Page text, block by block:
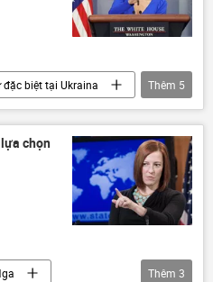
biệt tại Ukraina
Joe Biden
Thêm 5
chọn
Thêm 3